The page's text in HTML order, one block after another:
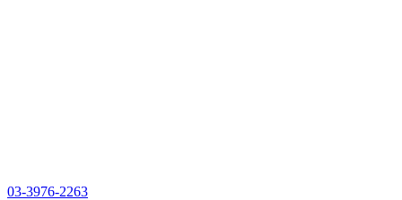
03-3976-2263